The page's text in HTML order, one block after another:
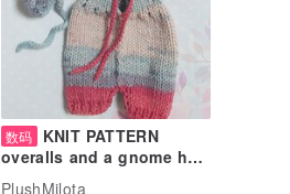
数码
KNIT PATTERN
overalls and a gnome hat
for teddy bear/ Toy outfit/
PlushMilota